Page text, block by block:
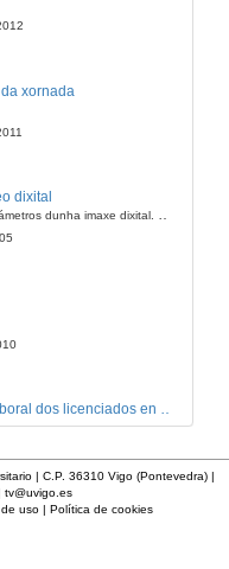
xornada
dixital
A inserción laboral dos licenciados en Ciencias do Mar: a carreira investigadora
| C.P. 36310 Vigo (Pontevedra) |
tv@uvigo.es
uso| Política de cookies